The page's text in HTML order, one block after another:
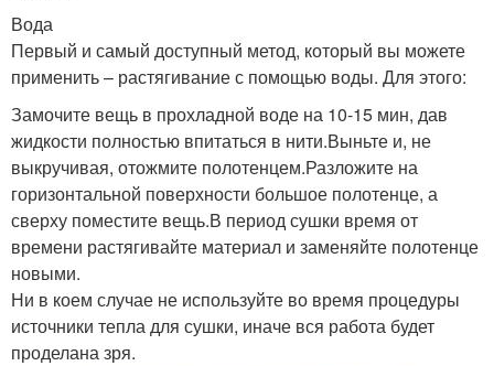
Вода
Первый и самый доступный метод, который вы можете
применить – растягивание с помощью воды. Для этого:
Замочите вещь в прохладной воде на 10-15 мин, дав
жидкости полностью впитаться в нити.Выньте и, не
выкручивая, отожмите полотенцем.Разложите на
горизонтальной поверхности большое полотенце, а
сверху поместите вещь.В период сушки время от
времени растягивайте материал и заменяйте полотенце
новыми.
Ни в коем случае не используйте во время процедуры
источники тепла для сушки, иначе вся работа будет
проделана зря.